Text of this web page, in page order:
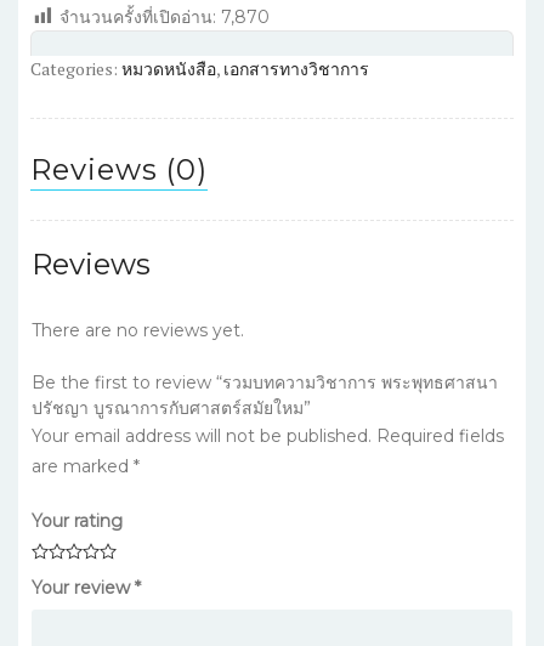
จำนวนครั้งที่เปิดอ่าน: 7,870
Categories: หมวดหนังสือ, เอกสารทางวิชาการ
Reviews (0)
Reviews
There are no reviews yet.
Be the first to review “รวมบทความวิชาการ พระพุทธศาสนา
ปรัชญา บูรณาการกับศาสตร์สมัยใหม”
Your email address will not be published. Required fields
are marked *
Your rating
Your review*